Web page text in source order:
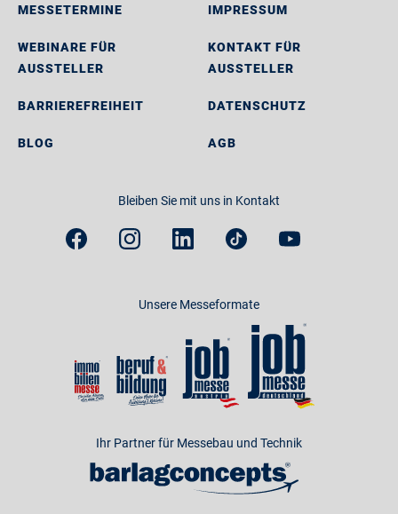
MESSETERMINE
WEBINARE FÜR
AUSSTELLER
BARRIEREFREIHEIT
BLOG
IMPRESSUM
KONTAKT FÜR
AUSSTELLER
DATENSCHUTZ
AGB
Bleiben Sie mit uns in Kontakt
Unsere Messeformate
Ihr Partner für Messebau und Technik